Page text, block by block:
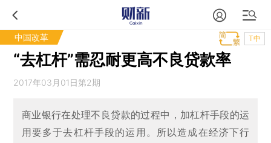
中国改革 T中
“去杠杆”需忍耐更高不良贷款率
2017年03月01日第2期
商业银行在处理不良贷款的过程中，加杠杆手段的运
用要多于去杠杆手段的运用。所以造成在经济下行